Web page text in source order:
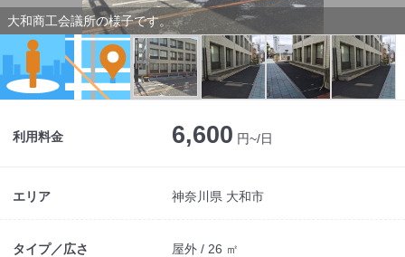
大和商工会議所の様子です。
利用料金 6,600 円~/日
エリア 神奈川県 大和市
タイプ／広さ 屋外 / 26 ㎡